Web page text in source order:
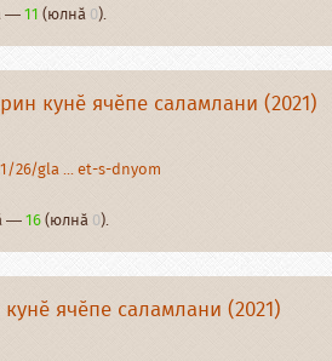
—11(юлнӑ0).
кунӗ ячӗпе саламлани (2021)
26/gla ... et-s-dnyom
—16(юлнӑ0).
ячӗпе саламлани (2021)